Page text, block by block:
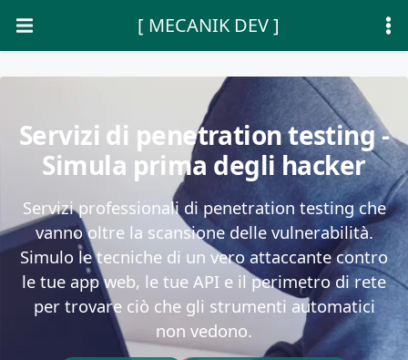
[ MECANIK DEV ]
Servizi di penetration testing -
Simula prima degli hacker
Servizi professionali di penetration testing che
vanno oltre la scansione delle vulnerabilità.
Simulo le tecniche di un vero attaccante contro
le tue app web, le tue API e il perimetro di rete
per trovare ciò che gli strumenti automatici
non vedono.